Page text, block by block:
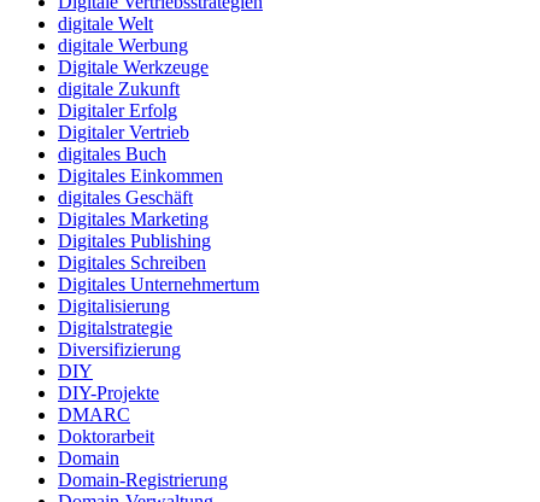
digitale Welt
digitale Werbung
Digitale Werkzeuge
digitale Zukunft
Digitaler Erfolg
Digitaler Vertrieb
digitales Buch
Digitales Einkommen
digitales Geschäft
Digitales Marketing
Digitales Publishing
Digitales Schreiben
Digitales Unternehmertum
Digitalisierung
Digitalstrategie
Diversifizierung
DIY
DIY-Projekte
DMARC
Doktorarbeit
Domain
Domain-Registrierung